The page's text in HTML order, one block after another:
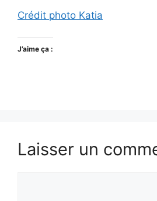
Crédit photo Katia
J’aime ça :
Laisser un